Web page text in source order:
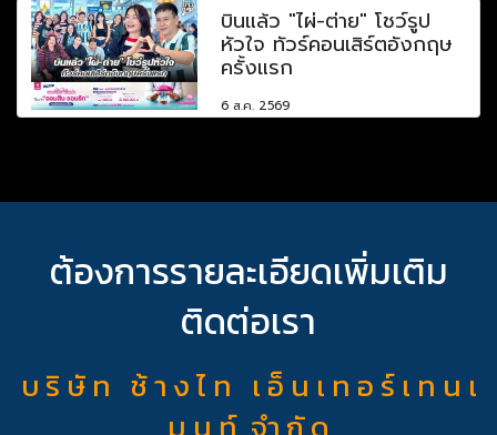
บินแล้ว "ไผ่-ต่าย" โชว์รูป
หัวใจ ทัวร์คอนเสิร์ตอังกฤษ
ครั้งแรก
6 ส.ค. 2569
ต้องการรายละเอียดเพิ่มเติม
ติดต่อเรา
บ ริ ษั ท ช้ า ง ไ ท เ อ็ น เ ท อ ร์ เ ท น เ
ม น ท์ จำ กั ด